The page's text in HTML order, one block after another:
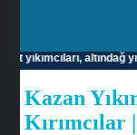
altındağ
Kazan
Kırımcılar